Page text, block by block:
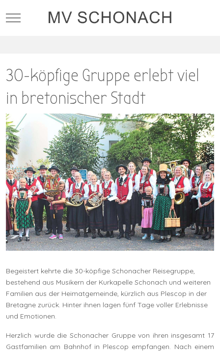
Mobile Menu Toggle
30-köpfige Gruppe erlebt viel
in bretonischer Stadt
Begeistert kehrte die 30-köpfige Schonacher Reisegruppe,
bestehend aus Musikern der Kurkapelle Schonach und weiteren
Familien aus der Heimatgemeinde, kürzlich aus Plescop in der
Bretagne zurück. Hinter ihnen lagen fünf Tage voller Erlebnisse
und Emotionen.
Herzlich wurde die Schonacher Gruppe von ihren insgesamt 17
Gastfamilien am Bahnhof in Plescop empfangen. Nach einem